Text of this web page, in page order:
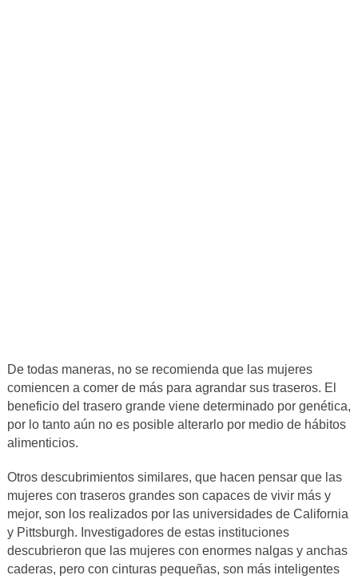
De todas maneras, no se recomienda que las mujeres
comiencen a comer de más para agrandar sus traseros. El
beneficio del trasero grande viene determinado por genética,
por lo tanto aún no es posible alterarlo por medio de hábitos
alimenticios.
Otros descubrimientos similares, que hacen pensar que las
mujeres con traseros grandes son capaces de vivir más y
mejor, son los realizados por las universidades de California
y Pittsburgh. Investigadores de estas instituciones
descubrieron que las mujeres con enormes nalgas y anchas
caderas, pero con cinturas pequeñas, son más inteligentes